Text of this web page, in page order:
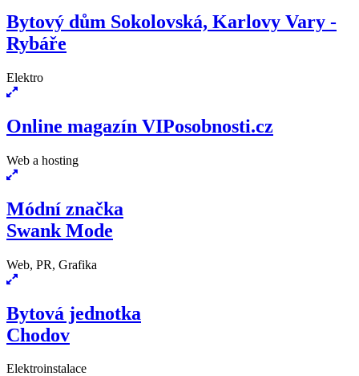
Bytový dům Sokolovská, Karlovy Vary -
Rybáře
Elektro
Online magazín VIPosobnosti.cz
Web a hosting
Módní značka
Swank Mode
Web, PR, Grafika
Bytová jednotka
Chodov
Elektroinstalace